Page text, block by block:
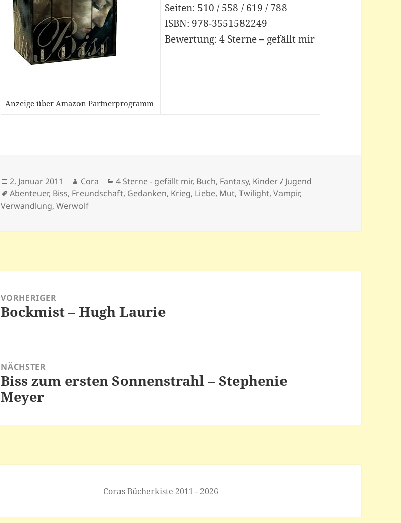
Anzeige über Amazon Partnerprogramm
Seiten: 510 / 558 / 619 / 788
ISBN: 978-3551582249
Bewertung: 4 Sterne – gefällt mir
Veröffentlicht
am
2. Januar 2011 Autor
Cora Kategorien
4 Sterne - gefällt mir, Buch, Fantasy, Kinder / Jugend
Schlagwörter
Abenteuer, Biss, Freundschaft, Gedanken, Krieg, Liebe, Mut,Twilight,Vampir,
Verwandlung,Werwolf
VORHERIGER
Vorheriger
Bockmist – Hugh Laurie
NÄCHSTER
Nächster
Beitrag:
Biss zum ersten Sonnenstrahl – Stephenie
Meyer
Coras Bücherkiste 2011 - 2026